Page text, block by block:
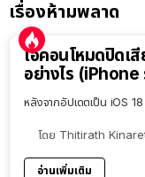
เรื่องห้ามพลาด
ไอคอนโหมดปิดเ
อย่างไร
หลังจากอัปเดตเป็น iOS
โดย Thitirath
อ่านเพิ่มเติม